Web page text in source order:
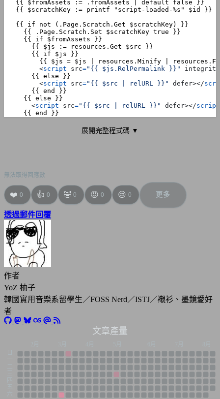
<script src="{{ $js.RelPermalink }}"
integrity
<script src="{{ $src | relURL }}" defer></
<script src="{{ $src | relURL }}" defer></script
展開完整程式碼 ▼
無法取得回應數
❤️ 0 👍 0 🤣 0 😡 0 😢 0 更多
透過郵件回覆
作者
YoZ 柚子
韓國實用音樂系留學生／FOSS Nerd／ISTJ／襯衫、墨鏡愛好
者
文章產量